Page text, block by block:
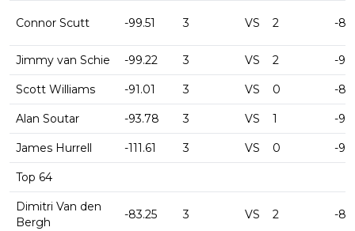
Connor Scutt -99.51 3 VS 2 -
Jimmy van Schie -99.22 3 VS 2 -
Scott Williams -91.01 3 VS 0 -
Alan Soutar -93.78 3 VS 1 -
James Hurrell -111.61 3 VS 0 -
Top 64
Dimitri Van den
Bergh
-83.25 3 VS 2 -